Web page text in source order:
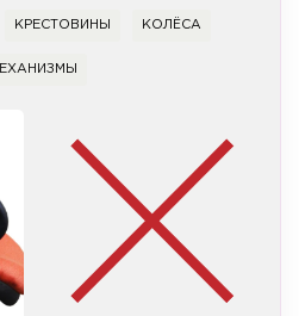
КРЕСТОВИНЫ КОЛЁСА